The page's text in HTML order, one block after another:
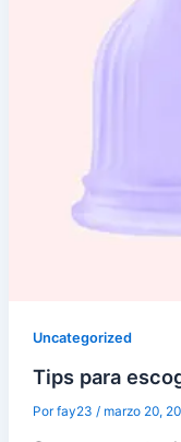
Uncategorized
Tips para
Por fay23 / marzo 20,